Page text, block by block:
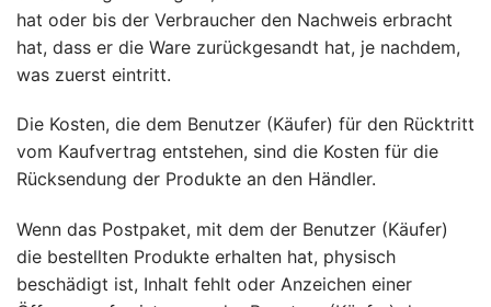
hat oder bis der Verbraucher den Nachweis erbracht
hat, dass er die Ware zurückgesandt hat, je nachdem,
was zuerst eintritt.
Die Kosten, die dem Benutzer (Käufer) für den Rücktritt
vom Kaufvertrag entstehen, sind die Kosten für die
Rücksendung der Produkte an den Händler.
Wenn das Postpaket, mit dem der Benutzer (Käufer)
die bestellten Produkte erhalten hat, physisch
beschädigt ist, Inhalt fehlt oder Anzeichen einer